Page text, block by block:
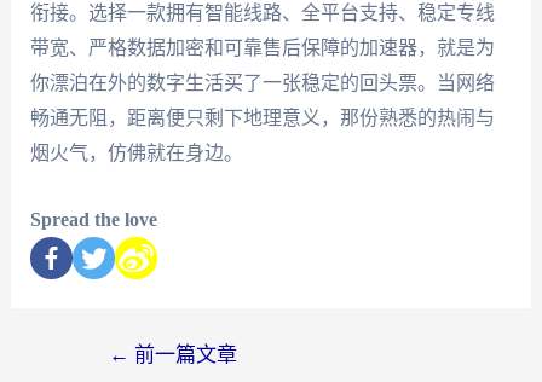
衔接。选择一款拥有智能线路、全平台支持、稳定专线
带宽、严格数据加密和可靠售后保障的加速器，就是为
你漂泊在外的数字生活买了一张稳定的回头票。当网络
畅通无阻，距离便只剩下地理意义，那份熟悉的热闹与
烟火气，仿佛就在身边。
Spread the love
← 前一篇文章